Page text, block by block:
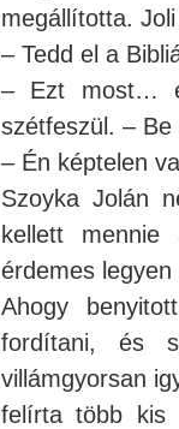
megállította.
– Tedd el a
– Ezt most…
szétfeszül. –
– Én képtelen
Szoyka Jolán
kellett
érdemes
Ahogy
fordítani, és
villámgyorsan
felírta több kis